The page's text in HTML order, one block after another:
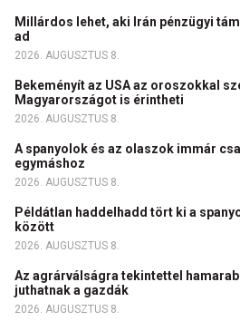
Millárdos lehet, aki Irán pénzügyi
ad
2026. AUGUSZTUS 8.
Bekeményít az USA az oroszokkal
Magyarországot is érintheti
2026. AUGUSZTUS 8.
A spanyolok és az olaszok immár
egymáshoz
2026. AUGUSZTUS 8.
Példátlan haddelhadd tört ki a
között
2026. AUGUSZTUS 8.
Az agrárválságra tekintettel
juthatnak a gazdák
2026. AUGUSZTUS 8.